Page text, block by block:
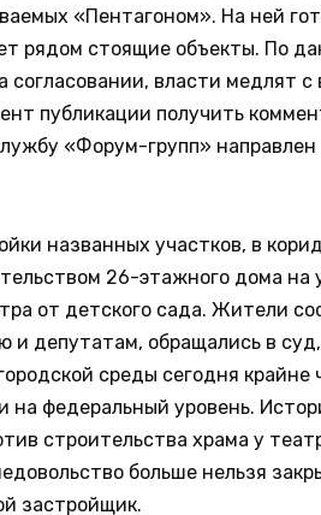
«Пентагоном». На ней
рядом стоящие объекты. По
власти медлят с
публикации получить
«Форум-групп» направлен
названных участков, в
26-этажного дома на
от детского сада. Жители
и депутатам, обращались в
среды сегодня крайне
федеральный уровень.
строительства храма у
больше нельзя
застройщик.